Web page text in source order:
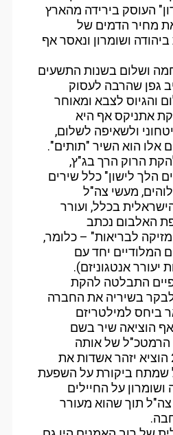
העוסק בירידה מהארץ
מחיר הדמים של
ושומרון ונאסר אף
ושלום בשנות התשעים
גפן שהרבה לעסוק
והגיוס לצבא ומאוחר
אתניקס אף היא
ולשאיפה לשלום,
אלו הוא השיר "תותים".
להקת הרוק הרך בג"ץ,
הלך לישון" כלל שירים
מעשי צה"ל
בכלל, ועורר
האלבום נכתב
לבריאות" – כלומר,
המלודיים יחד עם
יעורר אנטגוניזם).
התבלטה להקת
בשיריה את החברה
ביחס למילטריזם
הוציאה שיר בשם
הרמטכ"ל של אותה
תקופה. בשנת 2012 הוציא יזהר אשדות את
שמתח ביקורת על השפעת
על החיילים
צה"ל תוך שהוא מעורר